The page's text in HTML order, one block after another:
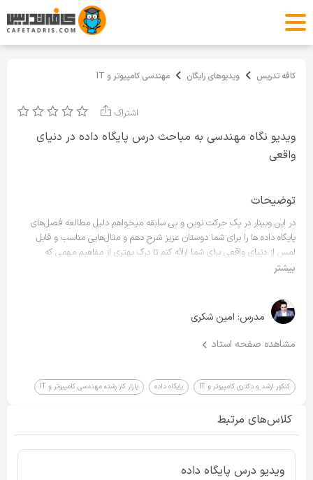
کافه تدریس ویدیوهای رایگان مهندسی کامپیوتر و IT
ویدیو نگاه مهندسی به مباحث درس پایگاه داده در دنیای
واقعی
اشتراک
توضیحات
در این وبینار در یک حرکت نوین و بی سابقه میخواهم دلیل مطالعه فصل‌های
پایگاه داده ها را برای شما دوستان عزیز شرح دهم و مثال‌هایی مناسب و قابل
لمس از دنیای واقعی برای شما ارائه کنم تا درک بهتری از مفاهیم مهمی که
مطالعه می‌کنید و ارتباط آنها با دنیای غیر آکادمیک داشته باشید. حتی می‌خواهم
روزنه‌ای رو به دنیایی جدید و بی انتها!
بیشتر
مدرس: امین شکری
مشاهده صفحه استاد
کنکور ارشد و دکتری کامپیوتر و IT پایگاه داده بازار کار رشته مهندسی کامپیوتر و IT
کلاس‌های مرتبط
ویدیو درس پایگاه داده